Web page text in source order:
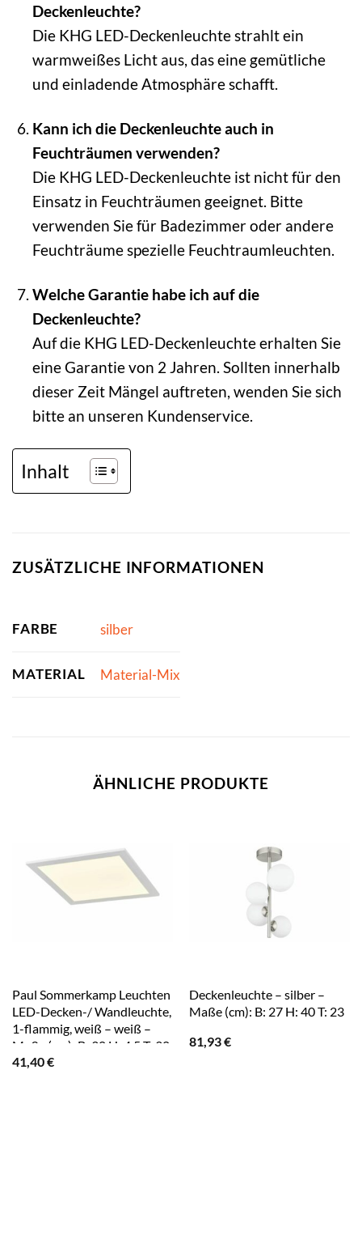
Deckenleuchte?
Die KHG LED-Deckenleuchte strahlt ein
warmweißes Licht aus, das eine gemütliche
und einladende Atmosphäre schafft.
Kann ich die Deckenleuchte auch in
Feuchträumen verwenden?
Die KHG LED-Deckenleuchte ist nicht für den
Einsatz in Feuchträumen geeignet. Bitte
verwenden Sie für Badezimmer oder andere
Feuchträume spezielle Feuchtraumleuchten.
Welche Garantie habe ich auf die
Deckenleuchte?
Auf die KHG LED-Deckenleuchte erhalten Sie
eine Garantie von 2 Jahren. Sollten innerhalb
dieser Zeit Mängel auftreten, wenden Sie sich
bitte an unseren Kundenservice.
Inhalt
ZUSÄTZLICHE INFORMATIONEN
FARBE silber
MATERIAL Material-Mix
ÄHNLICHE PRODUKTE
Paul Sommerkamp Leuchten
LED-Decken-/ Wandleuchte,
1-flammig, weiß – weiß –
Maße (cm): B: 30 H: 4,5 T: 30
41,40€
Deckenleuchte – silber –
Maße (cm): B: 27 H: 40 T: 23
81,93€